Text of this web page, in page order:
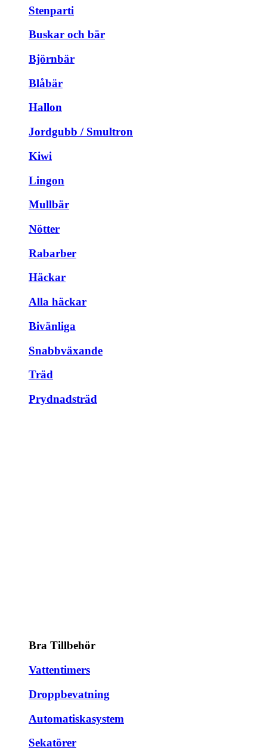
Stenparti
Buskar och bär
Björnbär
Blåbär
Hallon
Jordgubb / Smultron
Kiwi
Lingon
Mullbär
Nötter
Rabarber
Häckar
Alla häckar
Bivänliga
Snabbväxande
Träd
Prydnadsträd
Bra Tillbehör
Vattentimers
Droppbevatning
Automatiskasystem
Sekatörer